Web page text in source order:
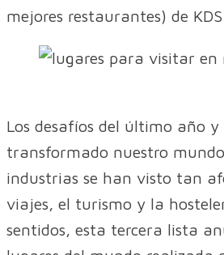
mejores restaurantes) de KDS
Los desafíos del último año
transformado nuestro
industrias se han visto tan
viajes, el turismo y la
sentidos, esta tercera lista